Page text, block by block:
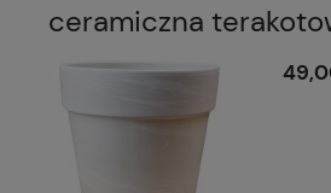
ceramiczna